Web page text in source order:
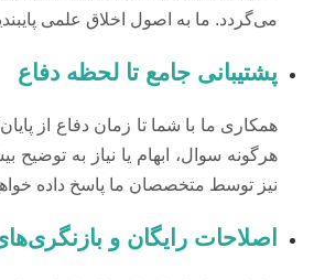
می‌گردد. ما به اصول اخلاق علمی
پشتیبانی جامع تا لحظه دفاع
همکاری ما با شما تا زمان دفاع از
هرگونه سوال، ابهام یا نیاز به توضیح
نیز توسط متخصصان ما پاسخ داده
اصلاحات رایگان و